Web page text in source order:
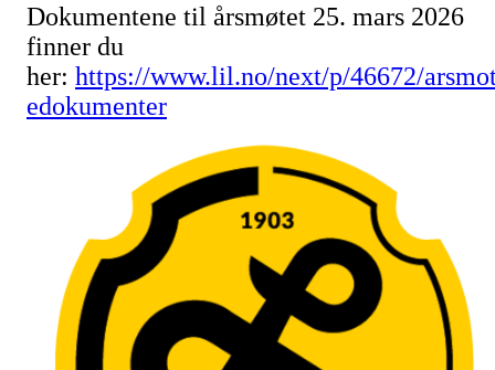
Dokumentene til årsmøtet 25. mars 2026
finner du
her: https://www.lil.no/next/p/46672/
edokumenter